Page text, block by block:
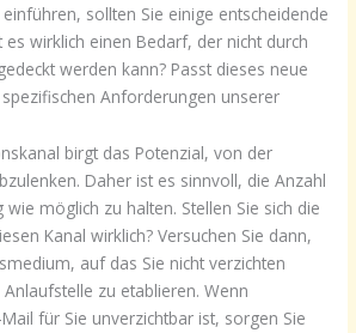
sollten Sie einige entscheidende
es wirklich einen Bedarf, der nicht durch
werden kann? Passt dieses neue
Anforderungen unserer
birgt das Potenzial, von der
Daher ist es sinnvoll, die Anzahl
möglich zu halten. Stellen Sie sich die
Kanal wirklich? Versuchen Sie dann,
auf das Sie nicht verzichten
zu etablieren. Wenn
für Sie unverzichtbar ist, sorgen Sie